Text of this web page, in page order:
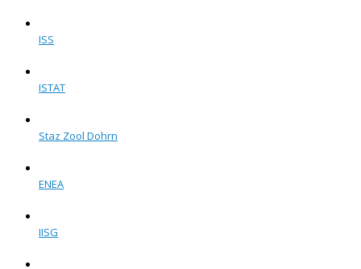
ISS
ISTAT
Staz Zool Dohrn
ENEA
IISG